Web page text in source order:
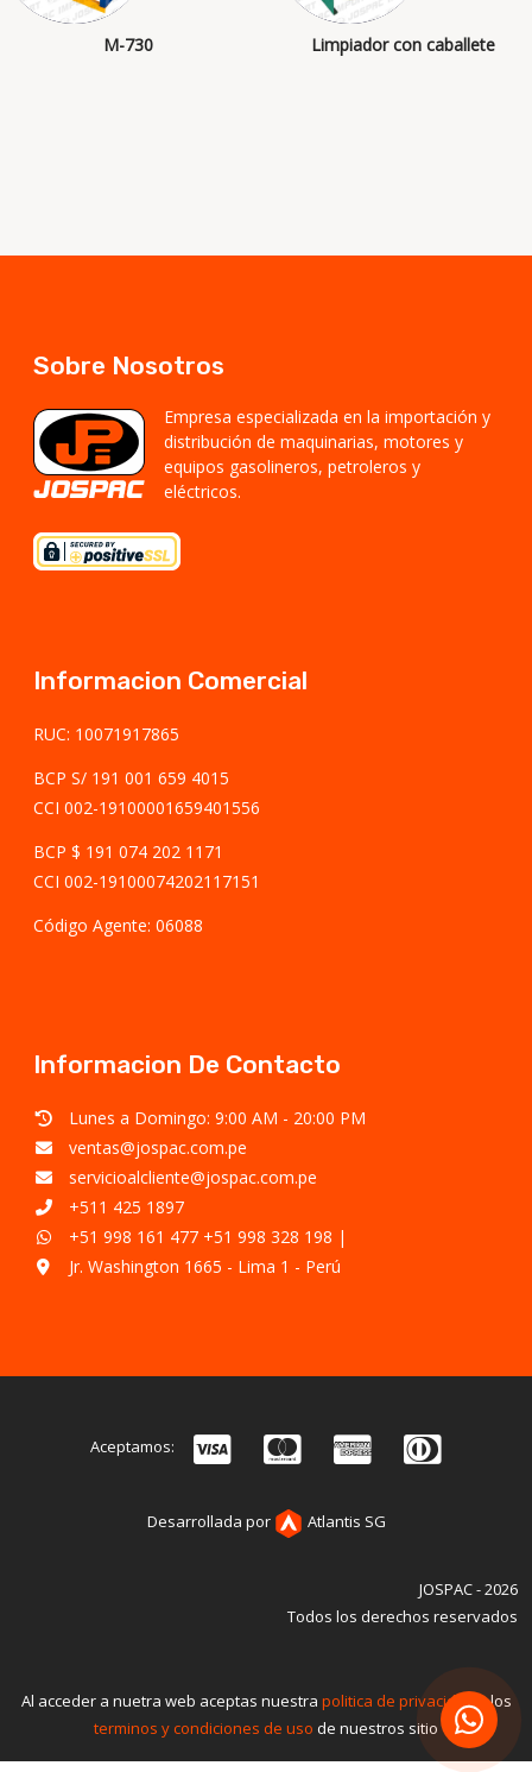
M-730 Limpiador con caballete
Sobre Nosotros
Empresa especializada en la importación y
distribución de maquinarias, motores y
equipos gasolineros, petroleros y
eléctricos.
Informacion Comercial
RUC: 10071917865
BCP S/ 191 001 659 4015
CCI 002-19100001659401556
BCP $ 191 074 202 1171
CCI 002-19100074202117151
Código Agente: 06088
Informacion De Contacto
Lunes a Domingo: 9:00 AM - 20:00 PM
ventas@jospac.com.pe
servicioalcliente@jospac.com.pe
+511 425 1897
+51 998 161 477 +51 998 328 198 |
Jr. Washington 1665 - Lima 1 - Perú
Aceptamos:
Desarrollada por Atlantis SG
JOSPAC - 2026
Todos los derechos reservados
Al acceder a nuetra web aceptas nuestra politica de privacidad y los
terminos y condiciones de uso de nuestros sitio